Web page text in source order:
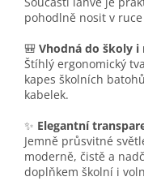
pohodlně nosit v
🎒 Vhodná do školy i
Štíhlý ergonomický
kapes školních
kabelek.
✨ Elegantní
Jemně průsvitné
moderně, čistě a
doplňkem školní i